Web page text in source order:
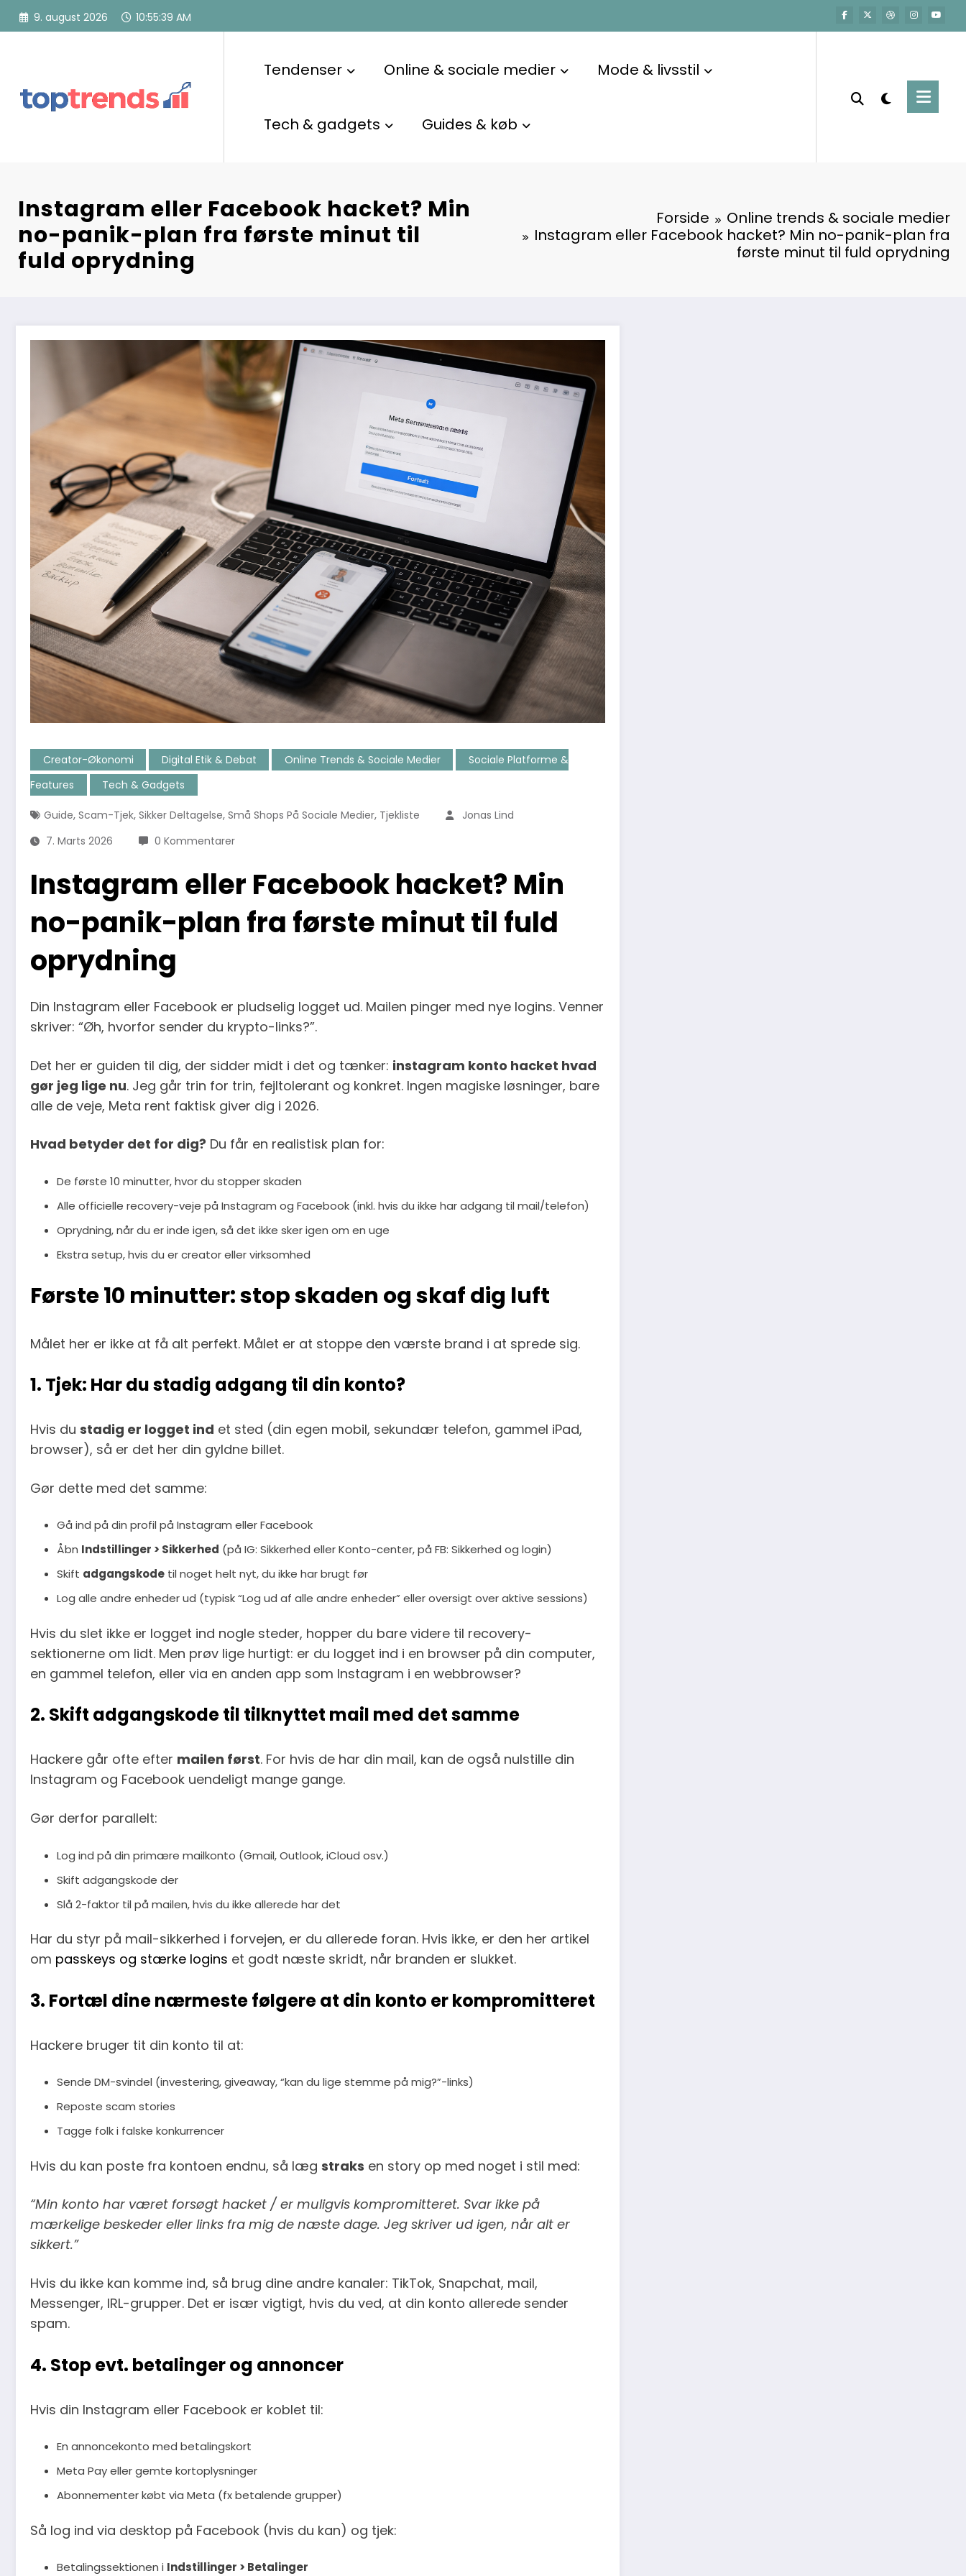
9. august 2026 10:55:40 AM
Tendenser Online & sociale medier Mode & livsstil
Tech & gadgets Guides & køb
Instagram eller Facebook hacket? Min
no-panik-plan fra første minut til
fuld oprydning
Forside
Online trends & sociale medier
Instagram eller Facebook hacket? Min no-panik-plan fra
første minut til fuld oprydning
Creator-Økonomi Digital Etik & Debat Online Trends & Sociale Medier
Sociale Platforme &
Features
Tech & Gadgets
Guide, Scam-Tjek, Sikker Deltagelse, Små Shops På Sociale Medier, Tjekliste
Jonas Lind
7. Marts 2026
0 Kommentarer
Instagram eller Facebook hacket? Min
no-panik-plan fra første minut til fuld
oprydning
Din Instagram eller Facebook er pludselig logget ud. Mailen pinger med nye logins. Venner
skriver: “Øh, hvorfor sender du krypto-links?”.
Det her er guiden til dig, der sidder midt i det og tænker: instagram konto hacket hvad
gør jeg lige nu. Jeg går trin for trin, fejltolerant og konkret. Ingen magiske løsninger, bare
alle de veje, Meta rent faktisk giver dig i 2026.
Hvad betyder det for dig? Du får en realistisk plan for:
De første 10 minutter, hvor du stopper skaden
Alle officielle recovery-veje på Instagram og Facebook (inkl. hvis du ikke har adgang til mail/telefon)
Oprydning, når du er inde igen, så det ikke sker igen om en uge
Ekstra setup, hvis du er creator eller virksomhed
Første 10 minutter: stop skaden og skaf dig luft
Målet her er ikke at få alt perfekt. Målet er at stoppe den værste brand i at sprede sig.
1. Tjek: Har du stadig adgang til din konto?
Hvis du stadig er logget ind et sted (din egen mobil, sekundær telefon, gammel iPad,
browser), så er det her din gyldne billet.
Gør dette med det samme:
Gå ind på din profil på Instagram eller Facebook
Åbn Indstillinger > Sikkerhed (på IG: Sikkerhed eller Konto-center, på FB: Sikkerhed og login)
Skift adgangskodetil noget helt nyt, du ikke har brugt før
Log alle andre enheder ud (typisk “Log ud af alle andre enheder” eller oversigt over aktive sessions)
Hvis du slet ikke er logget ind nogle steder, hopper du bare videre til recovery-
sektionerne om lidt. Men prøv lige hurtigt: er du logget ind i en browser på din computer,
en gammel telefon, eller via en anden app som Instagram i en webbrowser?
2. Skift adgangskode til tilknyttet mail med det samme
Hackere går ofte efter mailen først. For hvis de har din mail, kan de også nulstille din
Instagram og Facebook uendeligt mange gange.
Gør derfor parallelt:
Log ind på din primære mailkonto (Gmail, Outlook, iCloud osv.)
Skift adgangskode der
Slå 2-faktor til på mailen, hvis du ikke allerede har det
Har du styr på mail-sikkerhed i forvejen, er du allerede foran. Hvis ikke, er den her artikel
om passkeys og stærke logins et godt næste skridt, når branden er slukket.
3. Fortæl dine nærmeste følgere at din konto er kompromitteret
Hackere bruger tit din konto til at:
Sende DM-svindel (investering, giveaway, “kan du lige stemme på mig?”-links)
Reposte scam stories
Tagge folk i falske konkurrencer
Hvis du kan poste fra kontoen endnu, så læg straks en story op med noget i stil med:
“Min konto har været forsøgt hacket / er muligvis kompromitteret. Svar ikke på
mærkelige beskeder eller links fra mig de næste dage. Jeg skriver ud igen, når alt er
sikkert.”
Hvis du ikke kan komme ind, så brug dine andre kanaler: TikTok, Snapchat, mail,
Messenger, IRL-grupper. Det er især vigtigt, hvis du ved, at din konto allerede sender
spam.
4. Stop evt. betalinger og annoncer
Hvis din Instagram eller Facebook er koblet til:
En annoncekonto med betalingskort
Meta Pay eller gemte kortoplysninger
Abonnementer købt via Meta (fx betalende grupper)
Så log ind via desktop på Facebook (hvis du kan) og tjek:
Betalingssektionen i Indstillinger > Betalinger